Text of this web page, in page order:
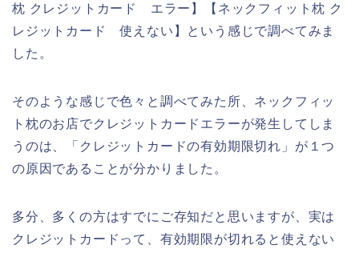
枕 クレジットカード エラー】【ネックフィット枕 ク
レジットカード 使えない】という感じで調べてみま
した。
そのような感じで色々と調べてみた所、ネックフィッ
ト枕のお店でクレジットカードエラーが発生してしま
うのは、「クレジットカードの有効期限切れ」が１つ
の原因であることが分かりました。
多分、多くの方はすでにご存知だと思いますが、実は
クレジットカードって、有効期限が切れると使えない